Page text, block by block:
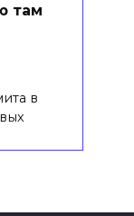
там
в